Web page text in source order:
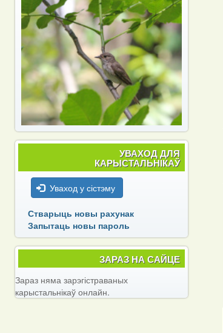
УВАХОД ДЛЯ
КАРЫСТАЛЬНІКАЎ
Уваход у сістэму
Стварыць новы рахунак
Запытаць новы пароль
ЗАРАЗ НА САЙЦЕ
Зараз няма зарэгістраваных
карыстальнікаў онлайн.